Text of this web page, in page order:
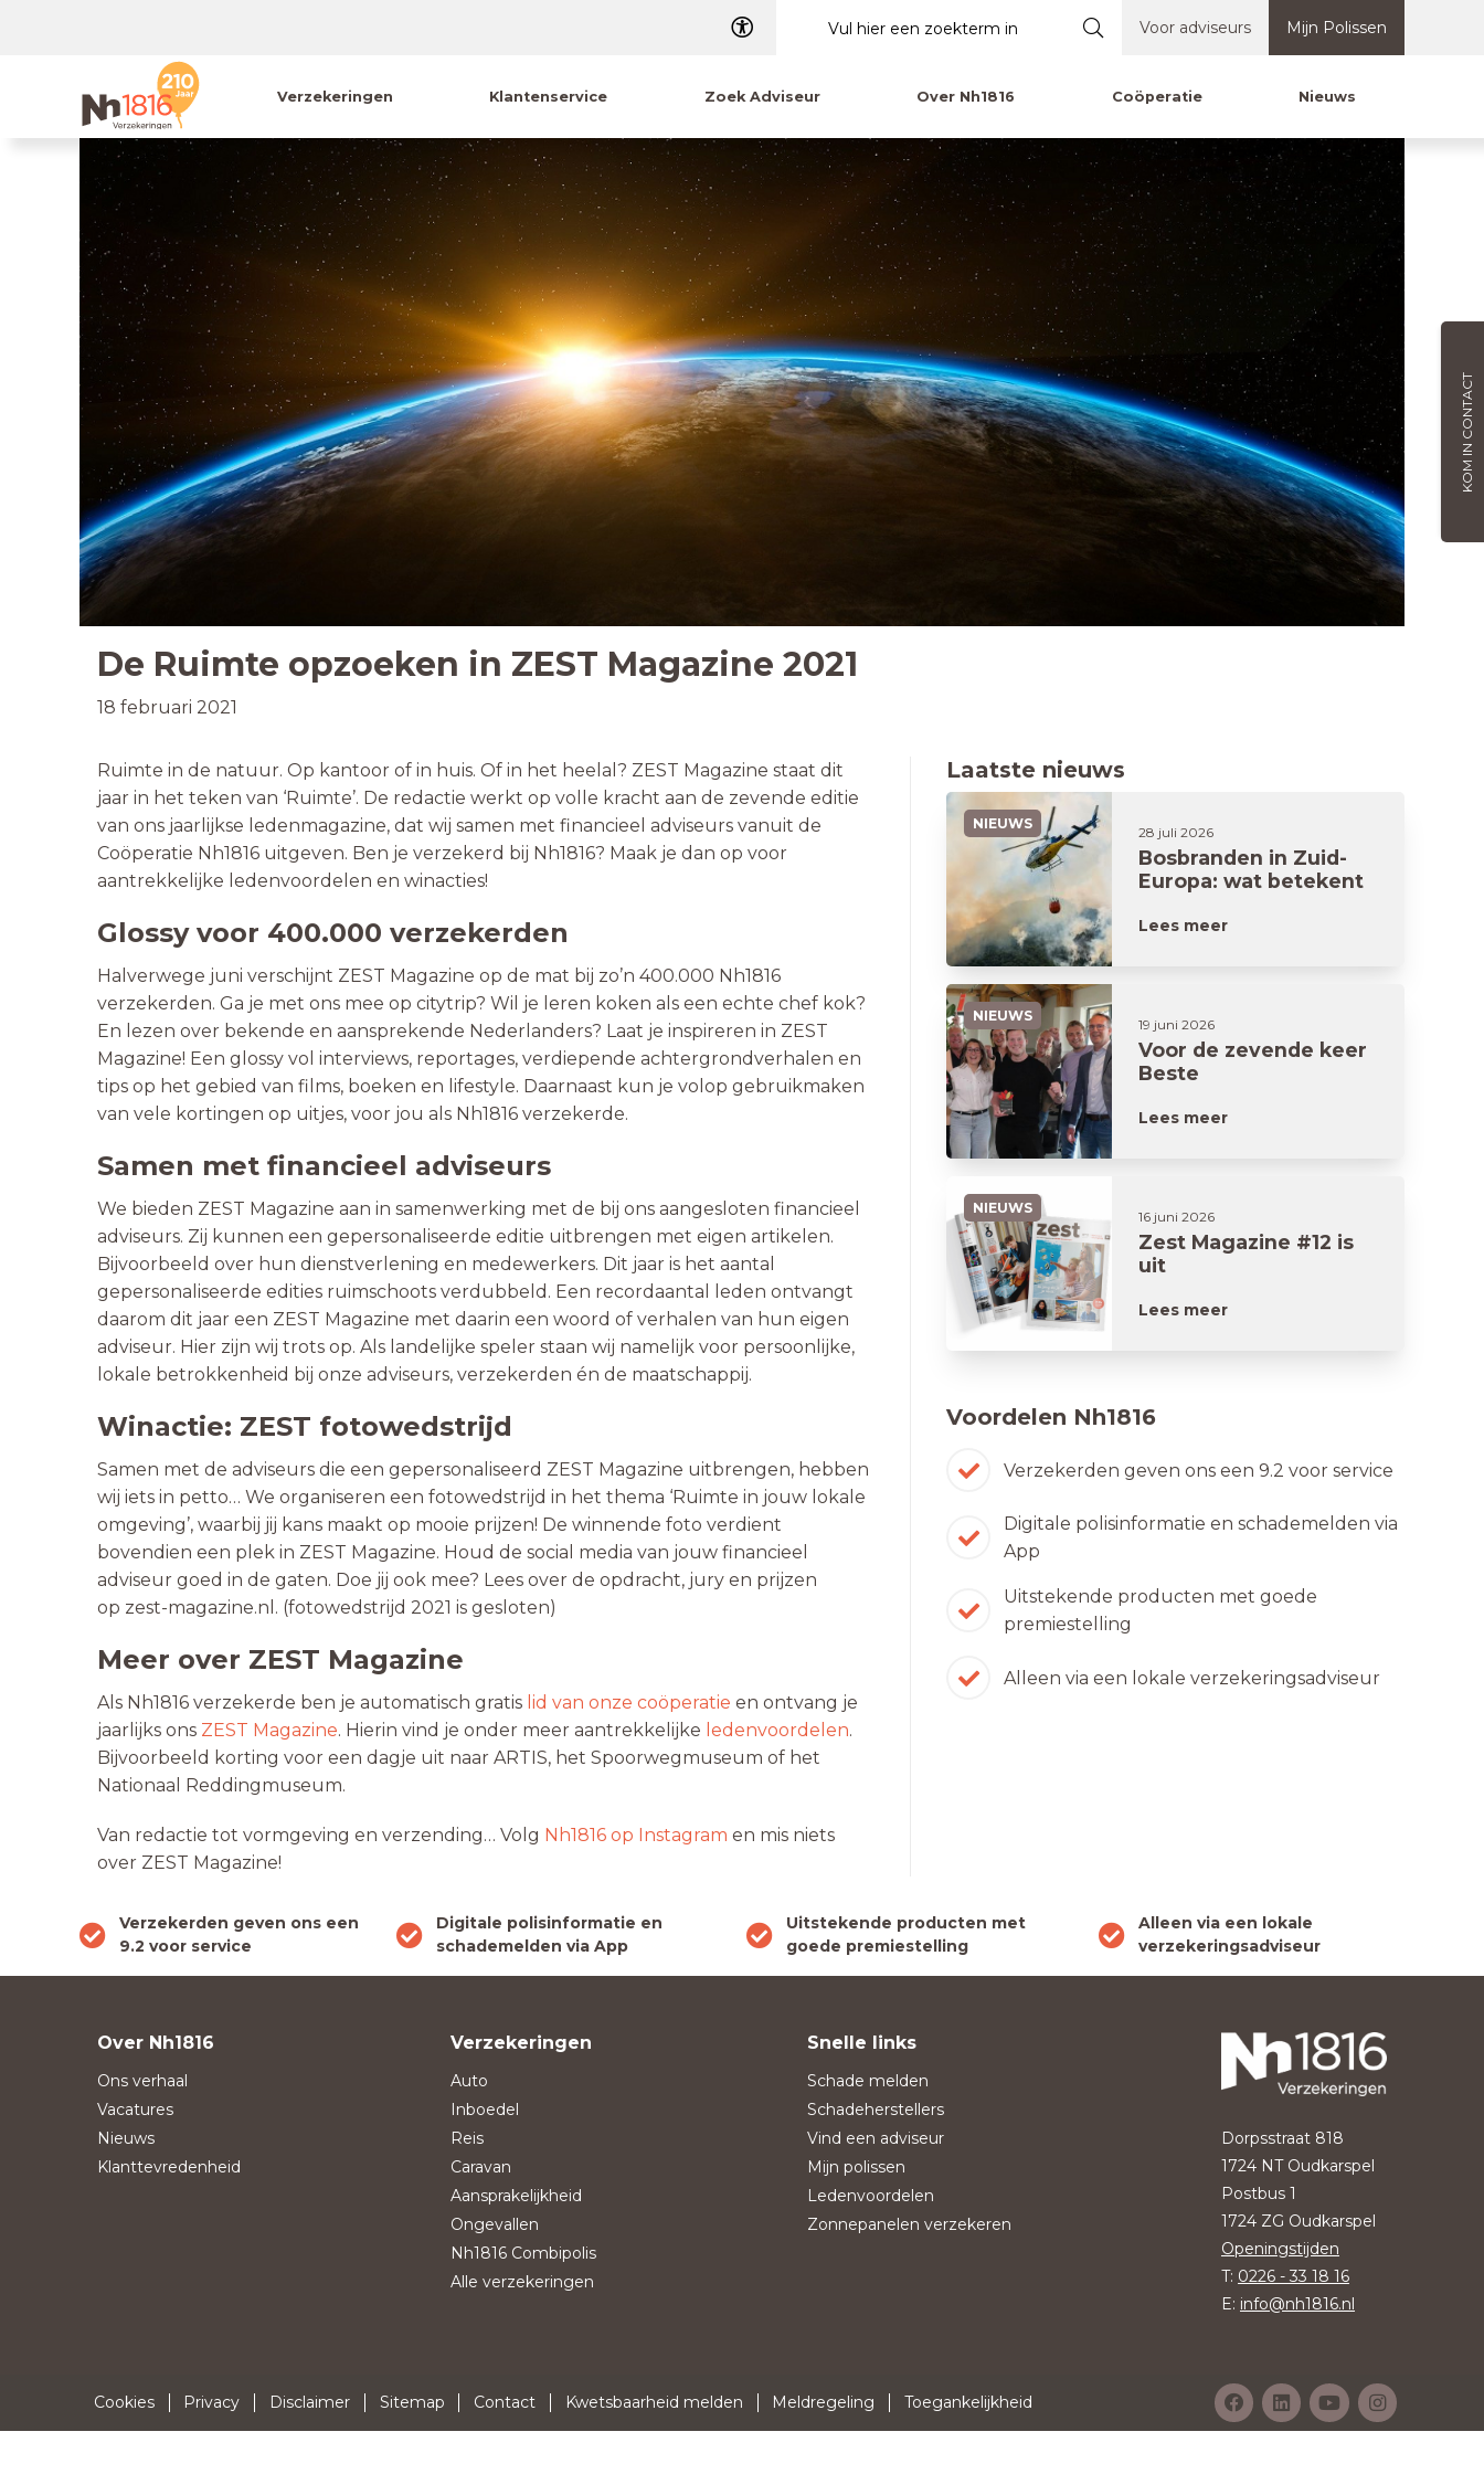
Dyslexie Voor adviseurs Mijn Polissen
Verzekeringen Klantenservice Zoek Adviseur Over Nh1816 Coöperatie Nieuws
KOM IN CONTACT
De Ruimte opzoeken in ZEST Magazine 2021
18 februari 2021
Ruimte in de natuur. Op kantoor of in huis. Of in het heelal? ZEST Magazine staat dit
jaar in het teken van ‘Ruimte’. De redactie werkt op volle kracht aan de zevende editie
van ons jaarlijkse ledenmagazine, dat wij samen met financieel adviseurs vanuit de
Coöperatie Nh1816 uitgeven. Ben je verzekerd bij Nh1816? Maak je dan op voor
aantrekkelijke ledenvoordelen en winacties!
Glossy voor 400.000 verzekerden
Halverwege juni verschijnt ZEST Magazine op de mat bij zo’n 400.000 Nh1816
verzekerden. Ga je met ons mee op citytrip? Wil je leren koken als een echte chef kok?
En lezen over bekende en aansprekende Nederlanders? Laat je inspireren in ZEST
Magazine! Een glossy vol interviews, reportages, verdiepende achtergrondverhalen en
tips op het gebied van films, boeken en lifestyle. Daarnaast kun je volop gebruikmaken
van vele kortingen op uitjes, voor jou als Nh1816 verzekerde.
Samen met financieel adviseurs
We bieden ZEST Magazine aan in samenwerking met de bij ons aangesloten financieel
adviseurs. Zij kunnen een gepersonaliseerde editie uitbrengen met eigen artikelen.
Bijvoorbeeld over hun dienstverlening en medewerkers. Dit jaar is het aantal
gepersonaliseerde edities ruimschoots verdubbeld. Een recordaantal leden ontvangt
daarom dit jaar een ZEST Magazine met daarin een woord of verhalen van hun eigen
adviseur. Hier zijn wij trots op. Als landelijke speler staan wij namelijk voor persoonlijke,
lokale betrokkenheid bij onze adviseurs, verzekerden én de maatschappij.
Winactie: ZEST fotowedstrijd
Samen met de adviseurs die een gepersonaliseerd ZEST Magazine uitbrengen, hebben
wij iets in petto… We organiseren een fotowedstrijd in het thema ‘Ruimte in jouw lokale
omgeving’, waarbij jij kans maakt op mooie prijzen! De winnende foto verdient
bovendien een plek in ZEST Magazine. Houd de social media van jouw financieel
adviseur goed in de gaten. Doe jij ook mee? Lees over de opdracht, jury en prijzen
op zest-magazine.nl. (fotowedstrijd 2021 is gesloten)
Meer over ZEST Magazine
Als Nh1816 verzekerde ben je automatisch gratis lid van onze coöperatie en ontvang je
jaarlijks ons ZEST Magazine. Hierin vind je onder meer aantrekkelijke ledenvoordelen.
Bijvoorbeeld korting voor een dagje uit naar ARTIS, het Spoorwegmuseum of het
Nationaal Reddingmuseum.
Van redactie tot vormgeving en verzending… Volg Nh1816 op Instagram en mis niets
over ZEST Magazine!
Laatste nieuws
NIEUWS
28 juli 2026
Bosbranden in Zuid-
Europa: wat betekent
vakantie?
Lees meer
NIEUWS
19 juni 2026
Voor de zevende keer
Beste
Lees meer
NIEUWS
16 juni 2026
Zest Magazine #12 is
uit
Lees meer
Voordelen Nh1816
Verzekerden geven ons een 9.2 voor service
Digitale polisinformatie en schademelden via
App
Uitstekende producten met goede
premiestelling
Alleen via een lokale verzekeringsadviseur
Verzekerden geven ons een
9.2 voor service
Digitale polisinformatie en
schademelden via App
Uitstekende producten met
goede premiestelling
Alleen via een lokale
verzekeringsadviseur
Over Nh1816
Ons verhaal
Vacatures
Nieuws
Klanttevredenheid
Verzekeringen
Auto
Inboedel
Reis
Caravan
Aansprakelijkheid
Ongevallen
Nh1816 Combipolis
Alle verzekeringen
Snelle links
Schade melden
Schadeherstellers
Vind een adviseur
Mijn polissen
Ledenvoordelen
Zonnepanelen verzekeren
Dorpsstraat 818
1724 NT Oudkarspel
Postbus 1
1724 ZG Oudkarspel
Openingstijden
T: 0226 - 33 18 16
E: info@nh1816.nl
Cookies Privacy Disclaimer Sitemap Contact Kwetsbaarheid melden Meldregeling Toegankelijkheid